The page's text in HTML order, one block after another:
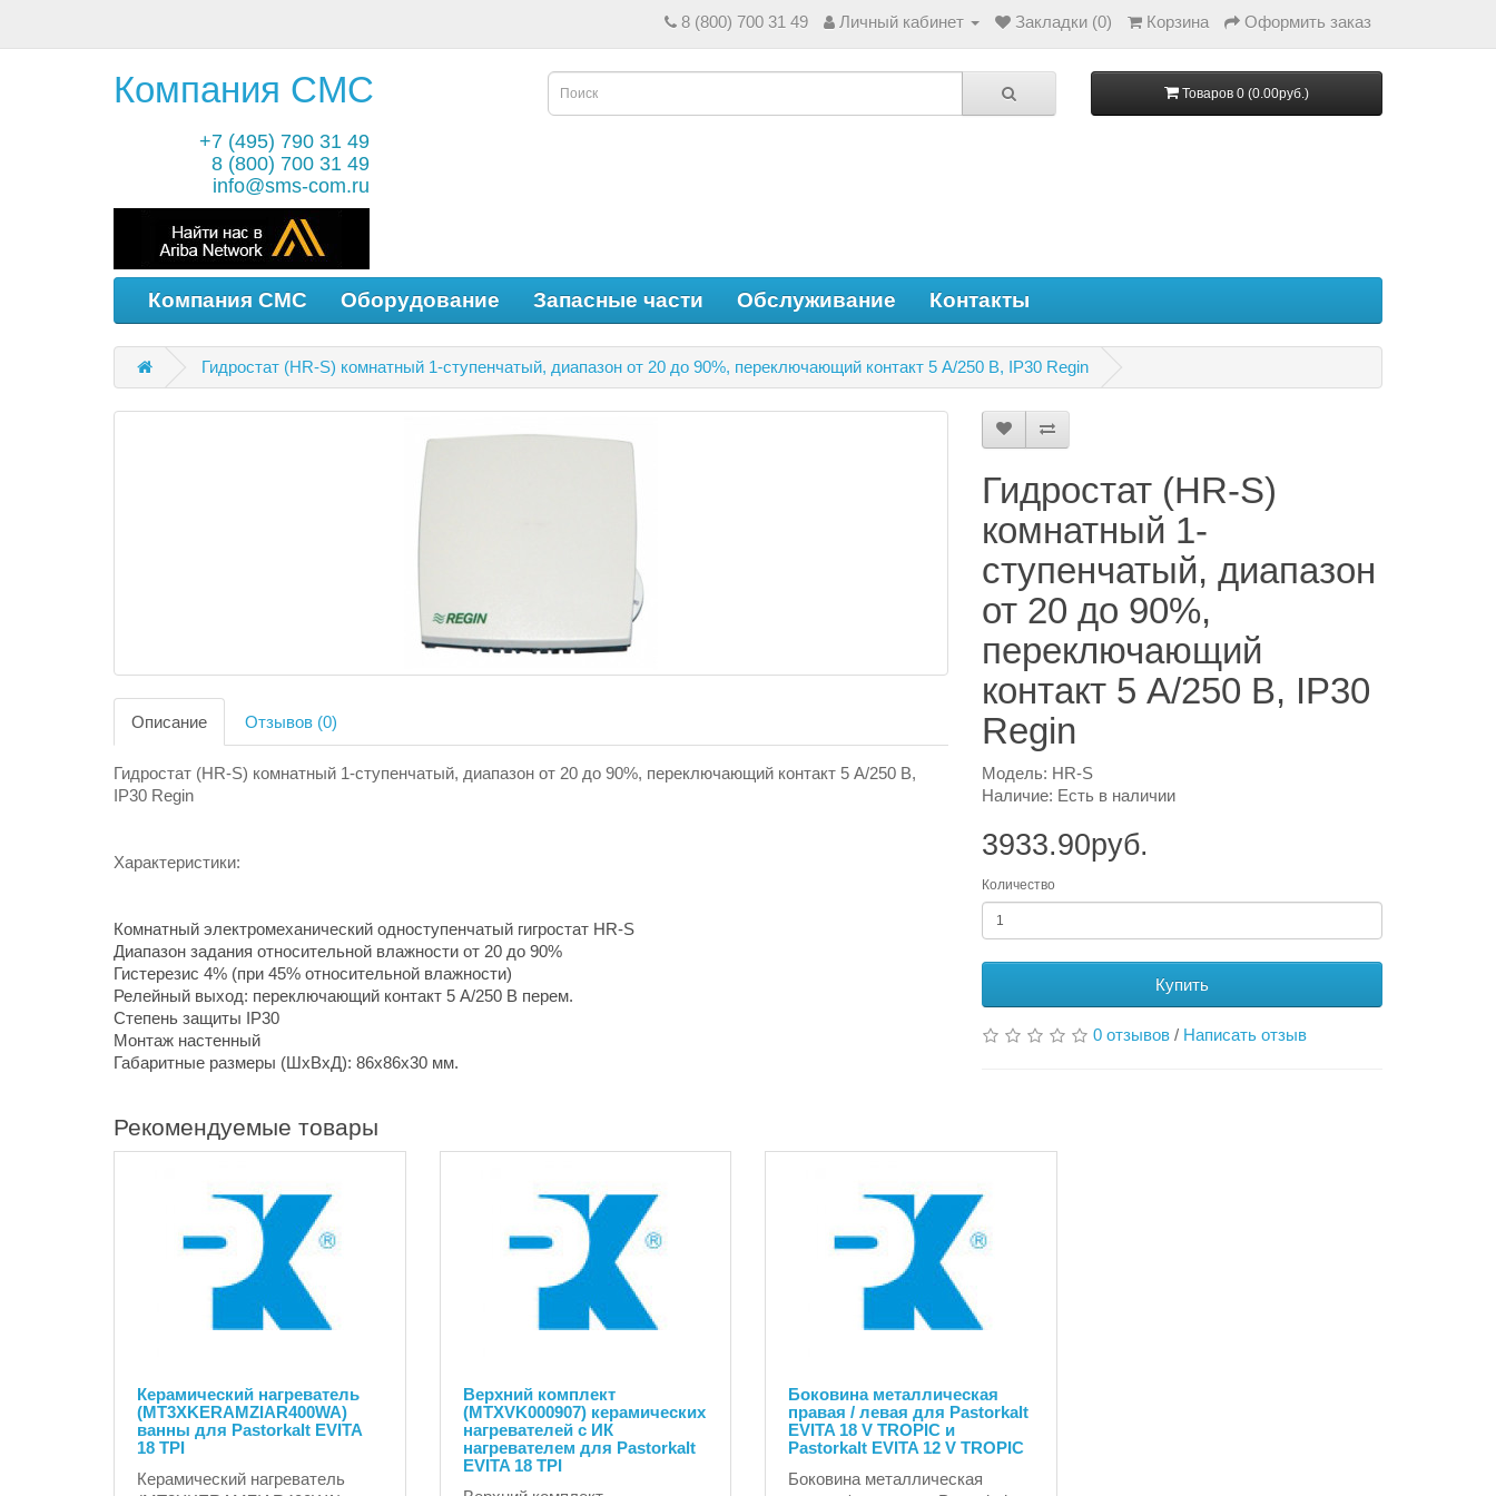
8 (800) 700 31 49 Личный кабинет Закладки (0) Корзина Оформить заказ
Компания СМС
+7 (495) 790 31 49
8 (800) 700 31 49
info@sms-com.ru
Товаров 0 (0.00руб.)
Компания СМС Оборудование Запасные части Обслуживание Контакты
Гидростат (HR-S) комнатный 1-ступенчатый, диапазон от 20 до 90%, переключающий контакт 5 А/250 В, IP30 Regin
Описание Отзывов (0)
Гидростат (HR-S) комнатный 1-ступенчатый, диапазон от 20 до 90%, переключающий контакт 5 А/250 В,
IP30 Regin
Характеристики:
Комнатный электромеханический одноступенчатый гигростат HR-S
Диапазон задания относительной влажности от 20 до 90%
Гистерезис 4% (при 45% относительной влажности)
Релейный выход: переключающий контакт 5 А/250 В перем.
Степень защиты IP30
Монтаж настенный
Габаритные размеры (ШxВxД): 86x86x30 мм.
Гидростат (HR-S)
комнатный 1-
ступенчатый, диапазон
от 20 до 90%,
переключающий
контакт 5 А/250 В, IP30
Regin
Модель: HR-S
Наличие: Есть в наличии
3933.90руб.
Количество
Купить
0 отзывов / Написать отзыв
Рекомендуемые товары
Керамический нагреватель
(MT3XKERAMZIAR400WA)
ванны для Pastorkalt EVITA
18 TPI
Керамический нагреватель
Верхний комплект
(MTXVK000907) керамических
нагревателей с ИК
нагревателем для Pastorkalt
EVITA 18 TPI
Боковина металлическая
правая / левая для Pastorkalt
EVITA 18 V TROPIC и
Pastorkalt EVITA 12 V TROPIC
Боковина металлическая